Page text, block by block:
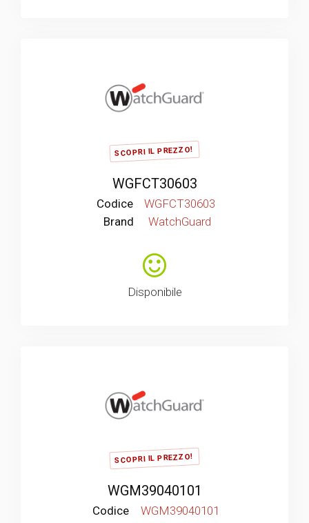
SCOPRI IL PREZZO!
WGFCT30603
Codice
WGFCT30603
Brand
WatchGuard
Disponibile
SCOPRI IL PREZZO!
WGM39040101
Codice
WGM39040101